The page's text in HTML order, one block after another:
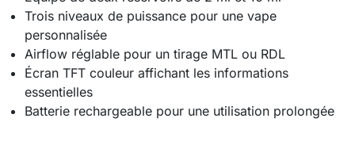
Trois niveaux de puissance pour une vape
personnalisée
Airflow réglable pour un tirage MTL ou RDL
Écran TFT couleur affichant les informations
essentielles
Batterie rechargeable pour une utilisation prolongée